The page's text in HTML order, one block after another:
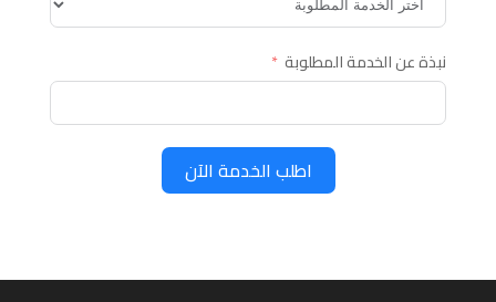
نبذة عن الخدمة المطلوبة
اطلب الخدمة الآن